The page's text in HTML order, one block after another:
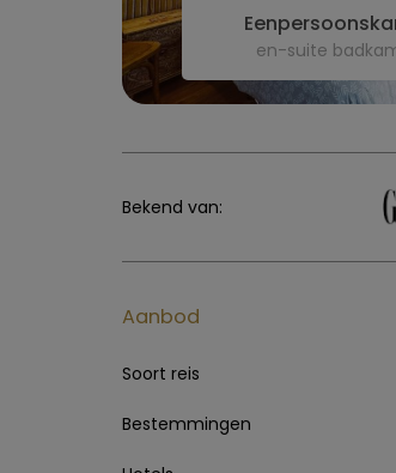
en-suite
Bekend van:
Aanbod
Soort reis
Bestemmingen